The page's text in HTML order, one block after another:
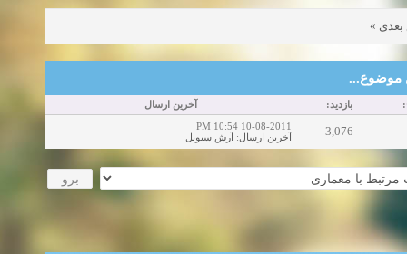
»
موضوع...
بازدید: آخرین ارسال
3,076
10-08-2011 10:54 PM
آخرین ارسال: آرش سیویل